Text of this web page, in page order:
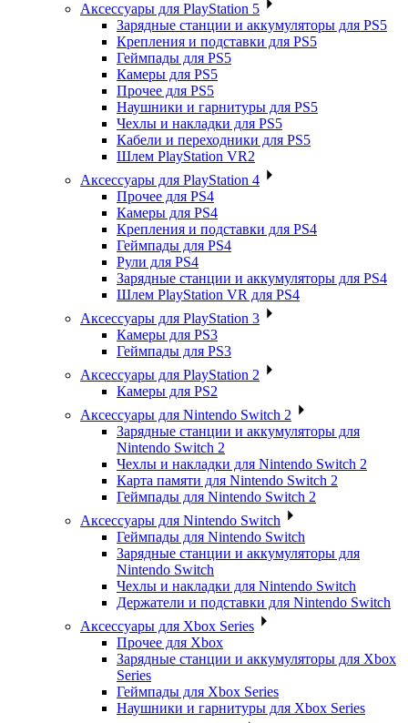
Аксессуары для PlayStation 5
Зарядные станции и аккумуляторы для PS5
Крепления и подставки для PS5
Геймпады для PS5
Камеры для PS5
Прочее для PS5
Наушники и гарнитуры для PS5
Чехлы и накладки для PS5
Кабели и переходники для PS5
Шлем PlayStation VR2
Аксессуары для PlayStation 4
Прочее для PS4
Камеры для PS4
Крепления и подставки для PS4
Геймпады для PS4
Рули для PS4
Зарядные станции и аккумуляторы для PS4
Шлем PlayStation VR для PS4
Аксессуары для PlayStation 3
Камеры для PS3
Геймпады для PS3
Аксессуары для PlayStation 2
Камеры для PS2
Аксессуары для Nintendo Switch 2
Зарядные станции и аккумуляторы для
Nintendo Switch 2
Чехлы и накладки для Nintendo Switch 2
Карта памяти для Nintendo Switch 2
Геймпады для Nintendo Switch 2
Аксессуары для Nintendo Switch
Геймпады для Nintendo Switch
Зарядные станции и аккумуляторы для
Nintendo Switch
Чехлы и накладки для Nintendo Switch
Держатели и подставки для Nintendo Switch
Аксессуары для Xbox Series
Прочее для Xbox
Зарядные станции и аккумуляторы для Xbox
Series
Геймпады для Xbox Series
Наушники и гарнитуры для Xbox Series